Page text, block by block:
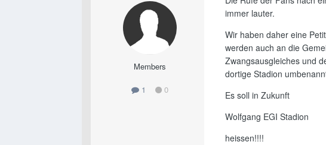
Members
1 0
immer lauter.
Wir haben daher eine
werden auch an die
Zwangsausgleiches und
dortige Stadion
Es soll in Zukunft
Wolfgang EGI Stadion
heissen!!!!